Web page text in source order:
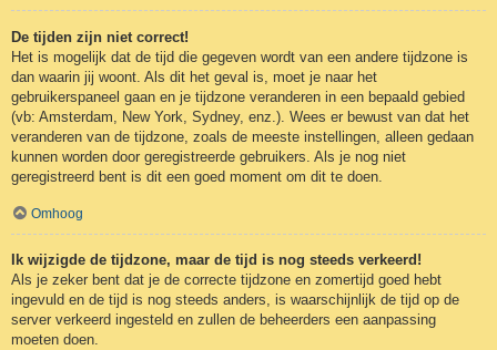
De tijden zijn niet correct!
Het is mogelijk dat de tijd die gegeven wordt van een andere tijdzone is
dan waarin jij woont. Als dit het geval is, moet je naar het
gebruikerspaneel gaan en je tijdzone veranderen in een bepaald gebied
(vb: Amsterdam, New York, Sydney, enz.). Wees er bewust van dat het
veranderen van de tijdzone, zoals de meeste instellingen, alleen gedaan
kunnen worden door geregistreerde gebruikers. Als je nog niet
geregistreerd bent is dit een goed moment om dit te doen.
Omhoog
Ik wijzigde de tijdzone, maar de tijd is nog steeds verkeerd!
Als je zeker bent dat je de correcte tijdzone en zomertijd goed hebt
ingevuld en de tijd is nog steeds anders, is waarschijnlijk de tijd op de
server verkeerd ingesteld en zullen de beheerders een aanpassing
moeten doen.